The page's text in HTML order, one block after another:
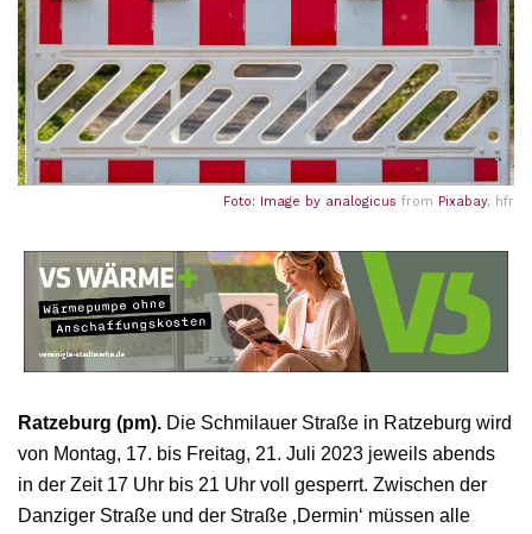
Foto: Image by analogicus from Pixabay, hfr
Ratzeburg (pm). Die Schmilauer Straße in Ratzeburg wird
von Montag, 17. bis Freitag, 21. Juli 2023 jeweils abends
in der Zeit 17 Uhr bis 21 Uhr voll gesperrt. Zwischen der
Danziger Straße und der Straße ‚Dermin‘ müssen alle